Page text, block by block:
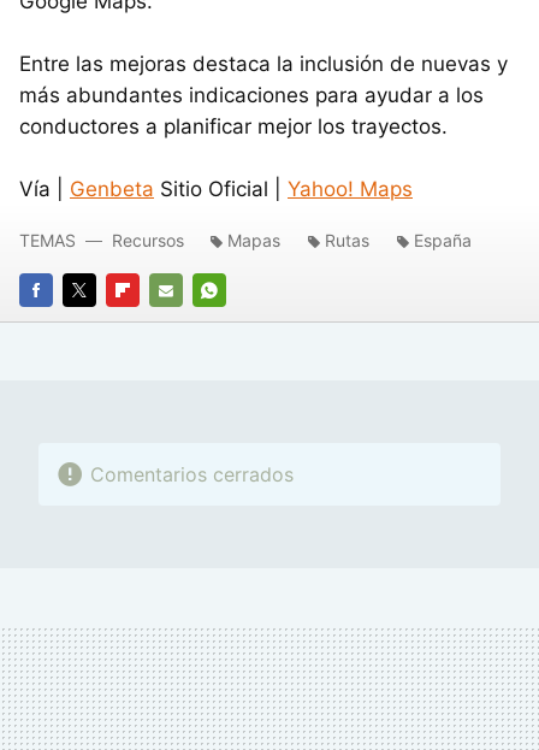
Entre las mejoras destaca la inclusión de nuevas y
más abundantes indicaciones para ayudar a los
conductores a planificar mejor los trayectos.
Vía | Genbeta Sitio Oficial | Yahoo! Maps
FACEBOOK
TWITTERFLIPBOARD
E-
WHATSAPP
TEMAS Recursos Mapas Rutas España
Comentarios cerrados